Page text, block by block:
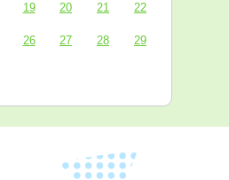
19 20 21 22
26 27 28 29